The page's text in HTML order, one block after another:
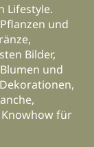
Lifestyle.
und
Bilder,
und
für